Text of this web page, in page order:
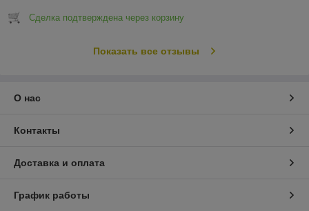
Сделка подтверждена через корзину
Показать все отзывы
О нас
Контакты
Доставка и оплата
График работы